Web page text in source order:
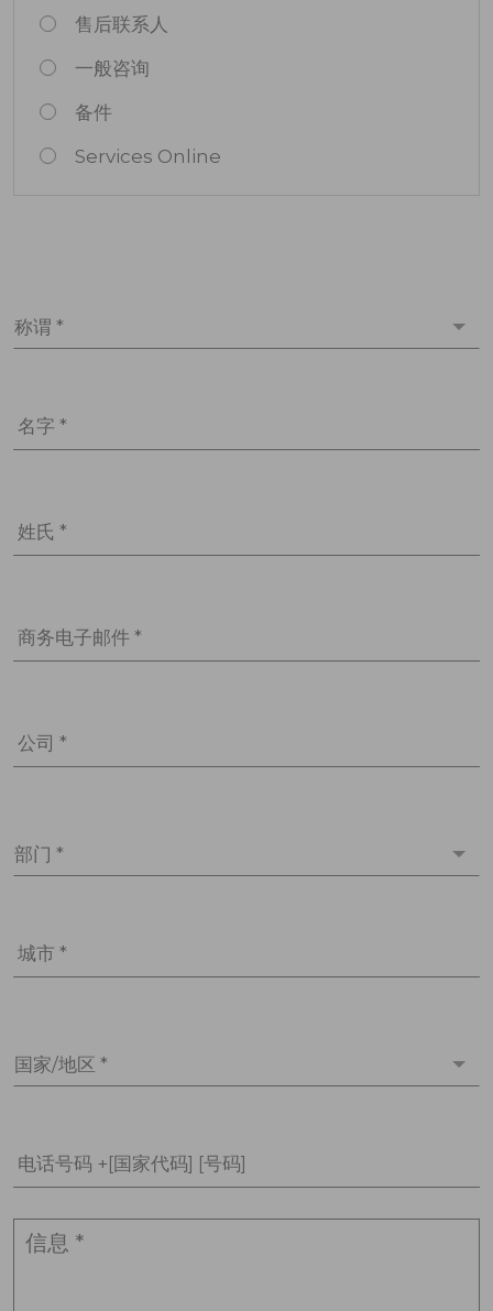
售后联系人
一般咨询
备件
Services Online
称谓 *
名字 *
姓氏 *
商务电子邮件 *
公司 *
部门 *
城市 *
国家/地区 *
电话号码 +[国家代码] [号码]